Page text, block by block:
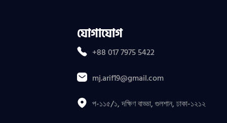
যোগাযোগ
+88 017 7975 5422
mj.arif19@gmail.com
প-১১৫/১, দক্ষিণ বাড্ডা, গুলশান, ঢাকা-১২১২